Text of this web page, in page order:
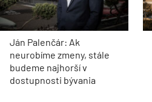
Ján Palenčár: Ak
neurobíme zmeny, stále
budeme najhorší v
dostupnosti bývania